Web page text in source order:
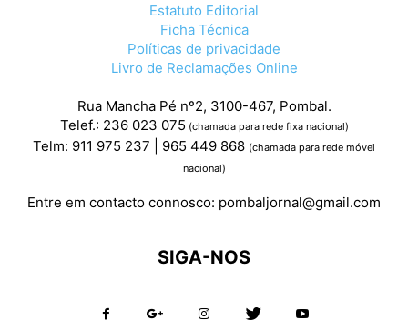
Estatuto Editorial
Ficha Técnica
Políticas de privacidade
Livro de Reclamações Online
Rua Mancha Pé nº2, 3100-467, Pombal.
Telef.: 236 023 075 (chamada para rede fixa nacional)
Telm: 911 975 237 | 965 449 868 (chamada para rede móvel
nacional)
Entre em contacto connosco: pombaljornal@gmail.com
SIGA-NOS